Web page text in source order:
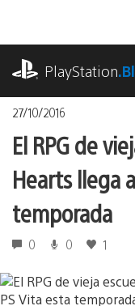
contenido
PlayStation
27/10/2016
El RPG de
Hearts llega
temporada
0 0 1